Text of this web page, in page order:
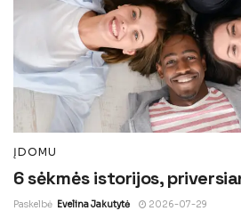
ĮDOMU
6 sėkmės istorijos,
Paskelbė Evelina Jakutytė 2026-07-29